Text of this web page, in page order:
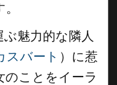
魅力的な隣人
スバート ）に惹
のことをイーラ